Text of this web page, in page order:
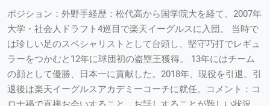
ポジション：外野手経歴：松代高から国学院大を経て、2007年
大学・社会人ドラフト4巡目で楽天イーグルスに入団。 当時で
は珍しい足のスペシャリストとして台頭し、堅守巧打でレギュ
ラーをつかむと12年に球団初の盗塁王獲得。 13年にはチーム
の顔として優勝、日本一に貢献した。2018年、現役を引退。引
退後は楽天イーグルスアカデミーコーチに就任。コメント：コ